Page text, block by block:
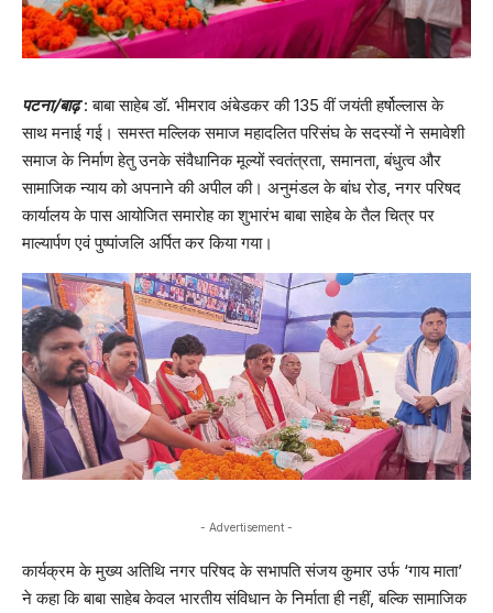
पटना/बाढ़: बाबा साहेब डॉ. भीमराव अंबेडकर की 135 वीं जयंती हर्षोल्लास के
साथ मनाई गई। समस्त मल्लिक समाज महादलित परिसंघ के सदस्यों ने समावेशी
समाज के निर्माण हेतु उनके संवैधानिक मूल्यों स्वतंत्रता, समानता, बंधुत्व और
सामाजिक न्याय को अपनाने की अपील की। अनुमंडल के बांध रोड, नगर परिषद
कार्यालय के पास आयोजित समारोह का शुभारंभ बाबा साहेब के तैल चित्र पर
माल्यार्पण एवं पुष्पांजलि अर्पित कर किया गया।
- Advertisement -
कार्यक्रम के मुख्य अतिथि नगर परिषद के सभापति संजय कुमार उर्फ ‘गाय माता’
ने कहा कि बाबा साहेब केवल भारतीय संविधान के निर्माता ही नहीं, बल्कि सामाजिक